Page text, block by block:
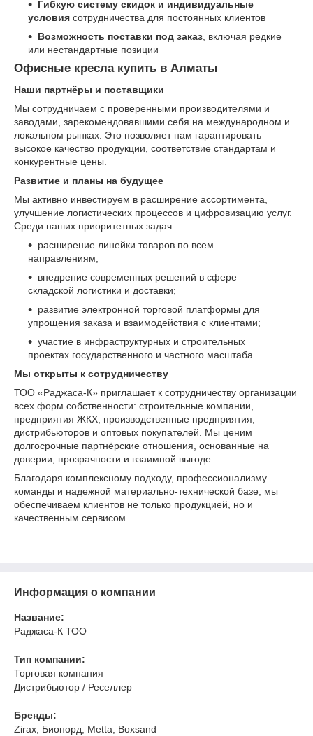
Гибкую систему скидок и индивидуальные
условия сотрудничества для постоянных клиентов
Возможность поставки под заказ , включая редкие
или нестандартные позиции
Офисные кресла купить в Алматы
Наши партнёры и поставщики
Мы сотрудничаем с проверенными производителями и
заводами, зарекомендовавшими себя на международном и
локальном рынках. Это позволяет нам гарантировать
высокое качество продукции, соответствие стандартам и
конкурентные цены.
Развитие и планы на будущее
Мы активно инвестируем в расширение ассортимента,
улучшение логистических процессов и цифровизацию услуг.
Среди наших приоритетных задач:
расширение линейки товаров по всем
направлениям;
внедрение современных решений в сфере
складской логистики и доставки;
развитие электронной торговой платформы для
упрощения заказа и взаимодействия с клиентами;
участие в инфраструктурных и строительных
проектах государственного и частного масштаба.
Мы открыты к сотрудничеству
ТОО «Раджаса-К» приглашает к сотрудничеству организации
всех форм собственности: строительные компании,
предприятия ЖКХ, производственные предприятия,
дистрибьюторов и оптовых покупателей. Мы ценим
долгосрочные партнёрские отношения, основанные на
доверии, прозрачности и взаимной выгоде.
Благодаря комплексному подходу, профессионализму
команды и надежной материально-технической базе, мы
обеспечиваем клиентов не только продукцией, но и
качественным сервисом.
Информация о компании
Название:
Раджаса-К ТОО
Тип компании:
Торговая компания
Дистрибьютор / Реселлер
Бренды:
Zirax, Бионорд, Metta, Boxsand